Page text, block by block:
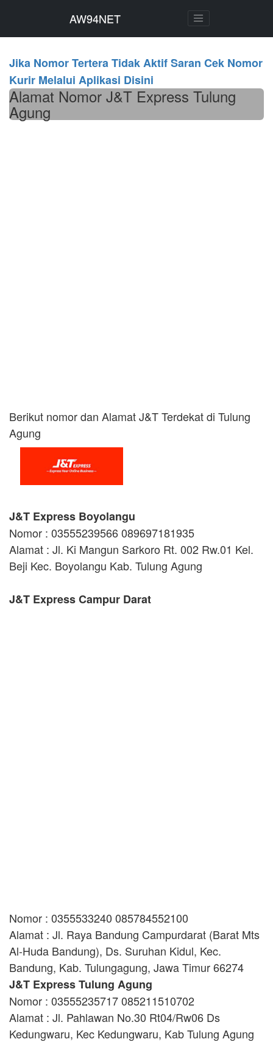
AW94NET
AW94NET
Jika Nomor Tertera Tidak Aktif Saran Cek Nomor
Kurir Melalui Aplikasi Disini
Alamat Nomor J&T Express Tulung
Agung
Berikut nomor dan Alamat J&T Terdekat di Tulung
Agung
J&T Express Boyolangu
Nomor : 03555239566 089697181935
Alamat : Jl. Ki Mangun Sarkoro Rt. 002 Rw.01 Kel.
Beji Kec. Boyolangu Kab. Tulung Agung
J&T Express Campur Darat
Nomor : 0355533240 085784552100
Alamat : Jl. Raya Bandung Campurdarat (Barat Mts
Al-Huda Bandung), Ds. Suruhan Kidul, Kec.
Bandung, Kab. Tulungagung, Jawa Timur 66274
J&T Express Tulung Agung
Nomor : 03555235717 085211510702
Alamat : Jl. Pahlawan No.30 Rt04/Rw06 Ds
Kedungwaru, Kec Kedungwaru, Kab Tulung Agung